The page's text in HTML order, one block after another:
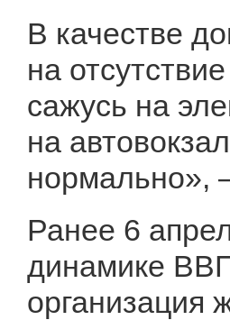
В качестве
на
сажусь на
на
нормально»,
Ранее 6
динамике
организация